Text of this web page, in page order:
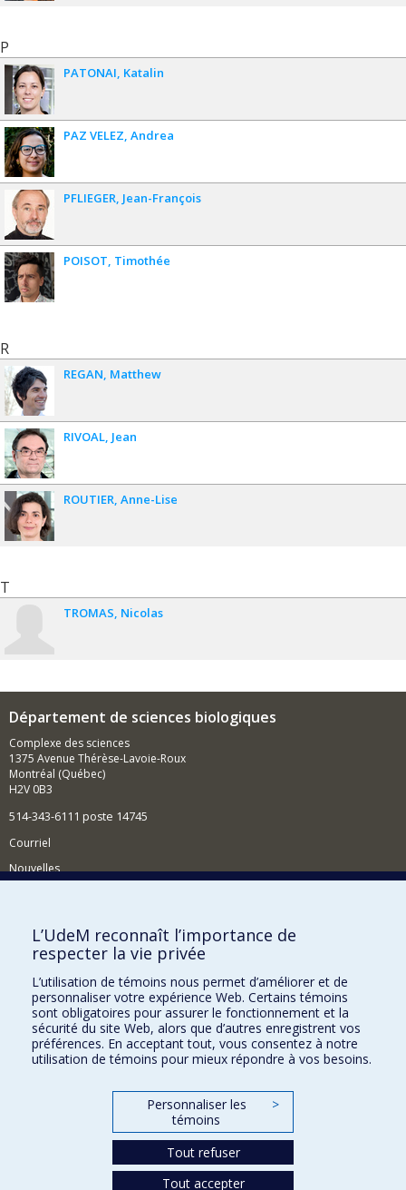
P
PATONAI Katalin
PAZ VELEZ Andrea
PFLIEGER Jean-François
POISOT Timothée
R
REGAN Matthew
RIVOAL Jean
ROUTIER Anne-Lise
T
TROMAS Nicolas
Département de sciences biologiques
Complexe des sciences
1375 Avenue Thérèse-Lavoie-Roux
Montréal (Québec)
H2V 0B3
514-343-6111 poste 14745
Courriel
Nouvelles
Comment soutenir le Département?
BESOIN D'AIDE?
Plan du site
Signaler une erreur
Accessibilité
FACULTÉ DES ARTS ET DES SCIENCES
Nos départements et écoles
L’UdeM reconnaît l’importance de
respecter la vie privée
L’utilisation de témoins nous permet d’améliorer et de
personnaliser votre expérience Web. Certains témoins
sont obligatoires pour assurer le fonctionnement et la
sécurité du site Web, alors que d’autres enregistrent vos
préférences. En acceptant tout, vous consentez à notre
utilisation de témoins pour mieux répondre à vos besoins.
Personnaliser les
témoins
>
Tout refuser
Tout accepter